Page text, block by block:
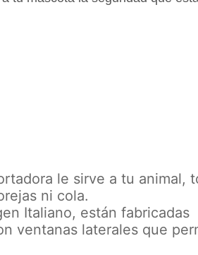
le sirve a tu animal,
ni cola.
Italiano, están fabricadas
ventanas laterales que